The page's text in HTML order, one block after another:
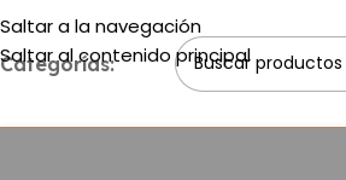
Saltar a la navegación
Saltar al contenido principal
Categorías: